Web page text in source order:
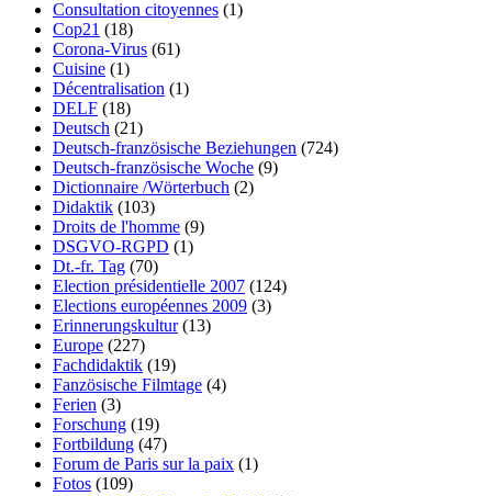
Consultation citoyennes (1)
Cop21 (18)
Corona-Virus (61)
Cuisine (1)
Décentralisation (1)
DELF (18)
Deutsch (21)
Deutsch-französische Beziehungen (724)
Deutsch-französische Woche (9)
Dictionnaire /Wörterbuch (2)
Didaktik (103)
Droits de l'homme (9)
DSGVO-RGPD (1)
Dt.-fr. Tag (70)
Election présidentielle 2007 (124)
Elections européennes 2009 (3)
Erinnerungskultur(13)
Europe (227)
Fachdidaktik (19)
Fanzösische Filmtage (4)
Ferien (3)
Forschung (19)
Fortbildung (47)
Forum de Paris sur la paix (1)
Fotos (109)